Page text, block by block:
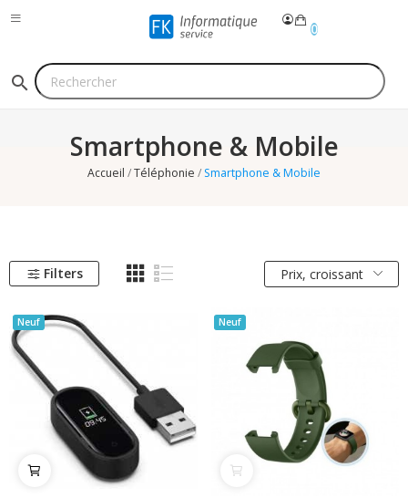
0
search
Smartphone & Mobile
Accueil Téléphonie Smartphone & Mobile
Filters Prix, croissant
Neuf Neuf